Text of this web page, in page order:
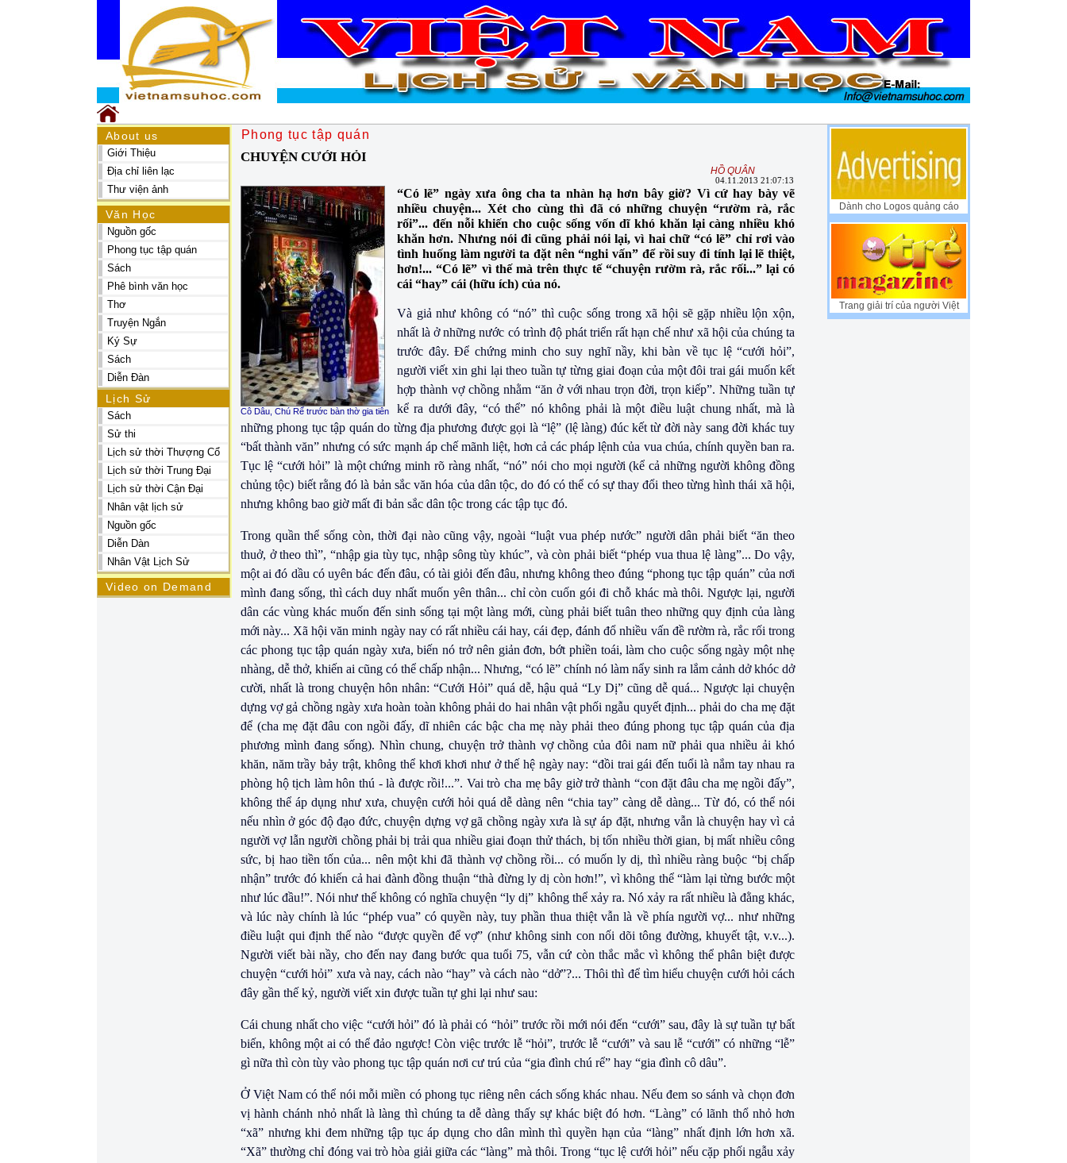
Dành cho Logos quảng cáo
Trang giải trí của người Việt
About us
Giới Thiệu
Địa chỉ liên lạc
Thư viện ảnh
Văn Học
Nguồn gốc
Phong tục tập quán
Sách
Phê bình văn học
Thơ
Truyện Ngắn
Ký Sự
Sách
Diễn Đàn
Lịch Sử
Sách
Sử thi
Lịch sử thời Thượng Cổ
Lịch sử thời Trung Đại
Lịch sử thời Cận Đại
Nhân vật lịch sử
Nguồn gốc
Diễn Dàn
Nhân Vật Lịch Sử
Video on Demand
Phong tục tập quán
CHUYỆN CƯỚI HỎI
HỒ QUÂN
04.11.2013 21:07:13
Cô Dâu, Chú Rể trước bàn thờ gia tiên
“Có lẽ” ngày xưa ông cha ta nhàn hạ hơn bây giờ? Vì cứ hay bày vẽ
nhiều chuyện... Xét cho cùng thì đã có những chuyện “rườm rà, rắc
rối”... đến nỗi khiến cho cuộc sống vốn dĩ khó khăn lại càng nhiều khó
khăn hơn. Nhưng nói đi cũng phải nói lại, vì hai chữ “có lẽ” chỉ rơi vào
tình huống làm người ta đặt nên “nghi vấn” để rồi suy đi tính lại lẽ thiệt,
hơn!... “Có lẽ” vì thế mà trên thực tế “chuyện rườm rà, rắc rối...” lại có
cái “hay” cái (hữu ích) của nó.
Và giả như không có “nó” thì cuộc sống trong xã hội sẽ gặp nhiều lộn xộn,
nhất là ở những nước có trình độ phát triển rất hạn chế như xã hội của chúng ta
trước đây. Ðể chứng minh cho suy nghĩ nầy, khi bàn về tục lệ “cưới hỏi”,
người viết xin ghi lại theo tuần tự từng giai đoạn của một đôi trai gái muốn kết
hợp thành vợ chồng nhằm “ăn ở với nhau trọn đời, trọn kiếp”. Những tuần tự
kể ra dưới đây, “có thể” nó không phải là một điều luật chung nhất, mà là
những phong tục tập quán do từng địa phương được gọi là “lệ” (lệ làng) đúc kết từ đời này sang đời khác tuy
“bất thành văn” nhưng có sức mạnh áp chế mãnh liệt, hơn cả các pháp lệnh của vua chúa, chính quyền ban ra.
Tục lệ “cưới hỏi” là một chứng minh rõ ràng nhất, “nó” nói cho mọi người (kể cả những người không đồng
chủng tộc) biết rằng đó là bản sắc văn hóa của dân tộc, do đó có thể có sự thay đổi theo từng hình thái xã hội,
nhưng không bao giờ mất đi bản sắc dân tộc trong các tập tục đó.
Trong quần thể sống còn, thời đại nào cũng vậy, ngoài “luật vua phép nước” người dân phải biết “ăn theo
thuở, ở theo thì”, “nhập gia tùy tục, nhập sông tùy khúc”, và còn phải biết “phép vua thua lệ làng”... Do vậy,
một ai đó dầu có uyên bác đến đâu, có tài giỏi đến đâu, nhưng không theo đúng “phong tục tập quán” của nơi
mình đang sống, thì cách duy nhất muốn yên thân... chỉ còn cuốn gói đi chỗ khác mà thôi. Ngược lại, người
dân các vùng khác muốn đến sinh sống tại một làng mới, cùng phải biết tuân theo những quy định của làng
mới này... Xã hội văn minh ngày nay có rất nhiều cái hay, cái đẹp, đánh đổ nhiều vấn đề rườm rà, rắc rối trong
các phong tục tập quán ngày xưa, biến nó trở nên giản đơn, bớt phiền toái, làm cho cuộc sống ngày một nhẹ
nhàng, dễ thở, khiến ai cũng có thể chấp nhận... Nhưng, “có lẽ” chính nó làm nẩy sinh ra lắm cảnh dở khóc dở
cười, nhất là trong chuyện hôn nhân: “Cưới Hỏi” quá dễ, hậu quả “Ly Dị” cũng dễ quá... Ngược lại chuyện
dựng vợ gả chồng ngày xưa hoàn toàn không phải do hai nhân vật phối ngẫu quyết định... phải do cha mẹ đặt
để (cha mẹ đặt đâu con ngồi đấy, dĩ nhiên các bậc cha mẹ này phải theo đúng phong tục tập quán của địa
phương mình đang sống). Nhìn chung, chuyện trở thành vợ chồng của đôi nam nữ phải qua nhiều ải khó
khăn, năm trầy bảy trật, không thể khơi khơi như ở thế hệ ngày nay: “đồi trai gái đến tuổi là nắm tay nhau ra
phòng hộ tịch làm hôn thú - là được rồi!...”. Vai trò cha mẹ bây giờ trở thành “con đặt đâu cha mẹ ngồi đấy”,
không thể áp dụng như xưa, chuyện cưới hỏi quá dễ dàng nên “chia tay” càng dễ dàng... Từ đó, có thể nói
nếu nhìn ở góc độ đạo đức, chuyện dựng vợ gã chồng ngày xưa là sự áp đặt, nhưng vẫn là chuyện hay vì cả
người vợ lẫn người chồng phải bị trải qua nhiều giai đoạn thử thách, bị tốn nhiều thời gian, bị mất nhiều công
sức, bị hao tiền tốn của... nên một khi đã thành vợ chồng rồi... có muốn ly dị, thì nhiều ràng buộc “bị chấp
nhận” trước đó khiến cả hai đành đồng thuận “thà đừng ly dị còn hơn!”, vì không thể “làm lại từng bước một
như lúc đầu!”. Nói như thế không có nghĩa chuyện “ly dị” không thể xảy ra. Nó xảy ra rất nhiều là đằng khác,
và lúc này chính là lúc “phép vua” có quyền này, tuy phần thua thiệt vẫn là về phía người vợ... như những
điều luật qui định thế nào “được quyền để vợ” (như không sinh con nối dõi tông đường, khuyết tật, v.v...).
Người viết bài nầy, cho đến nay đang bước qua tuổi 75, vẫn cứ còn thắc mắc vì không thể phân biệt được
chuyện “cưới hỏi” xưa và nay, cách nào “hay” và cách nào “dở”?... Thôi thì để tìm hiểu chuyện cưới hỏi cách
đây gần thế kỷ, người viết xin được tuần tự ghi lại như sau:
Cái chung nhất cho việc “cưới hỏi” đó là phải có “hỏi” trước rồi mới nói đến “cưới” sau, đây là sự tuần tự bất
biến, không một ai có thể đảo ngược! Còn việc trước lễ “hỏi”, trước lễ “cưới” và sau lễ “cưới” có những “lễ”
gì nữa thì còn tùy vào phong tục tập quán nơi cư trú của “gia đình chú rể” hay “gia đình cô dâu”.
Ở Việt Namcó thể nói mỗi miền có phong tục riêng nên cách sống khác nhau. Nếu đem so sánh và chọn đơn
vị hành chánh nhỏ nhất là làng thì chúng ta dễ dàng thấy sự khác biệt đó hơn. “Làng” có lãnh thổ nhỏ hơn
“xã” nhưng khi đem những tập tục áp dụng cho dân mình thì quyền hạn của “làng” nhất định lớn hơn xã.
“Xã” thường chỉ đóng vai trò hòa giải giữa các “làng” mà thôi. Trong “tục lệ cưới hỏi” nếu cặp phối ngẫu xảy